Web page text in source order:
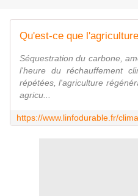
Qu'est-ce que
Séquestration du carbone,
l'heure du réchauffement
répétées, l'agriculture
agricu...